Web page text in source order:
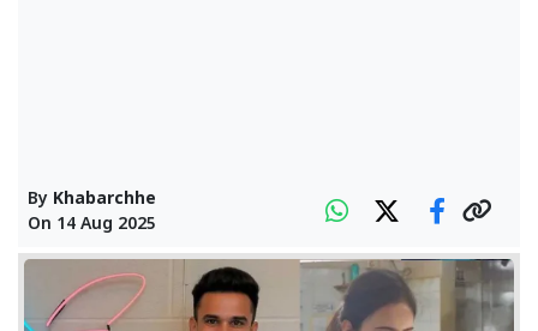
By Khabarchhe
On 14 Aug 2025